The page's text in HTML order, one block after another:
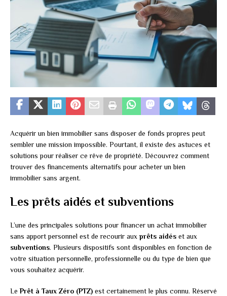
Acquérir un bien immobilier sans disposer de fonds propres peut
sembler une mission impossible. Pourtant, il existe des astuces et
solutions pour réaliser ce rêve de propriété. Découvrez comment
trouver des financements alternatifs pour acheter un bien
immobilier sans argent.
Les prêts aidés et subventions
L’une des principales solutions pour financer un achat immobilier
sans apport personnel est de recourir aux prêts aidés et aux
subventions. Plusieurs dispositifs sont disponibles en fonction de
votre situation personnelle, professionnelle ou du type de bien que
vous souhaitez acquérir.
LePrêt à Taux Zéro (PTZ) est certainement le plus connu. Réservé